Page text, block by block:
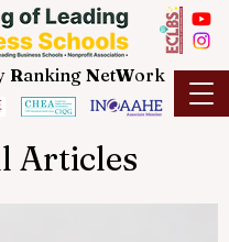
Ranking NetWork
Articles